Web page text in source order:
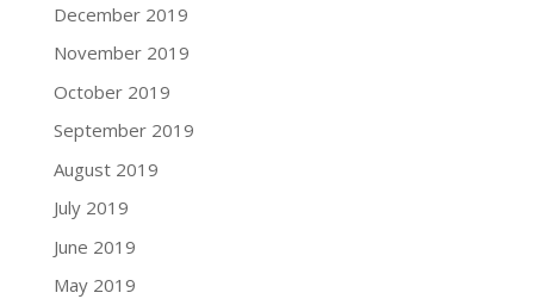
December 2019
November 2019
October 2019
September 2019
August 2019
July 2019
June 2019
May 2019